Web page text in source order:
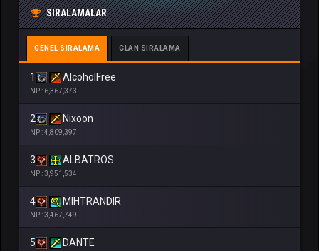
SIRALAMALAR
GENEL SIRALAMA CLAN SIRALAMA
1 AlcoholFree
NP : 6,367,373
2 Nixoon
NP : 4,809,397
3 ALBATROS
NP : 3,951,534
4 MIHTRANDIR
NP : 3,467,749
5 DANTE